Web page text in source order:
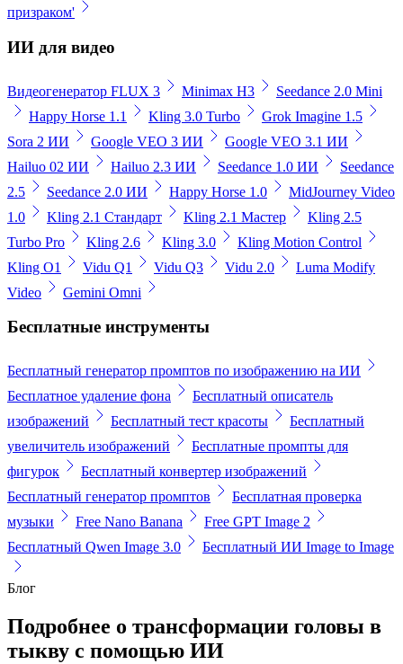
призраком'
ИИ для видео
Видеогенератор FLUX 3 Minimax H3
Seedance 2.0 Mini
Happy Horse 1.1
Kling 3.0 Turbo
Grok Imagine 1.5
Sora 2 ИИ
Google VEO 3 ИИ
Google VEO 3.1 ИИ
Hailuo 02 ИИ
Hailuo 2.3 ИИ Seedance 1.0 ИИ
Seedance
2.5
Seedance 2.0 ИИ Happy Horse 1.0
MidJourney Video
1.0
Kling 2.1 Стандарт Kling 2.1 Мастер
Kling 2.5
Turbo Pro
Kling 2.6 Kling 3.0
Kling Motion Control
Kling O1
Vidu Q1 Vidu Q3 Vidu 2.0
Luma Modify
Video
Gemini Omni
Бесплатные инструменты
Бесплатный генератор промптов по изображению на ИИ
Бесплатное удаление фона
Бесплатный описатель
изображений
Бесплатный тест красоты
Бесплатный
увеличитель изображений
Бесплатные промпты для
фигурок
Бесплатный конвертер изображений
Бесплатный генератор промптов
Бесплатная проверка
музыки
Free Nano Banana
Free GPT Image 2
Бесплатный Qwen Image 3.0
Бесплатный ИИ Image to Image
Блог
Подробнее о трансформации головы в
тыкву с помощью ИИ